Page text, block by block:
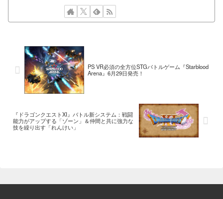
PS VR必須の全方位STGバトルゲーム『Starblood
Arena』6月29日発売！
『ドラゴンクエストXI』バトル新システム：戦闘
能力がアップする「ゾーン」＆仲間と共に強力な
技を繰り出す「れんけい」